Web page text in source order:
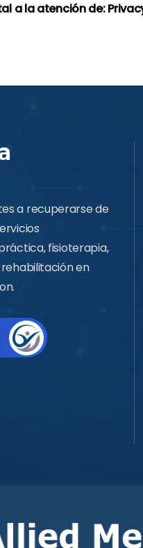
a la atención de:
a recuperarse de
fisioterapia,
en